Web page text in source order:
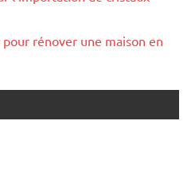
rénover une maison en